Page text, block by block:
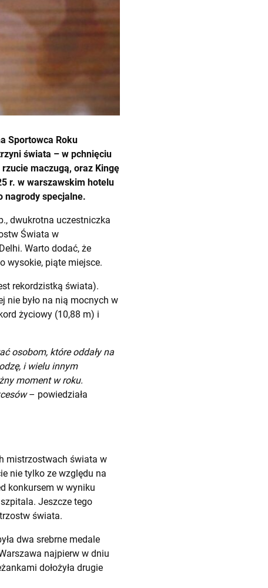
Sportowca Roku
świata – w pchnięciu
maczugą, oraz Kingę
r. w warszawskim hotelu
nagrody specjalne.
dwukrotna uczestniczka
Świata w
Warto dodać, że
wysokie, piąte miejsce.
rekordzistką świata).
nie było na nią mocnych w
życiowy (10,88 m) i
osobom, które oddały na
i wielu innym
moment w roku.
– powiedziała
mistrzostwach świata w
nie tylko ze względu na
konkursem w wyniku
Jeszcze tego
świata.
dwa srebrne medale
najpierw w dniu
dołożyła drugie